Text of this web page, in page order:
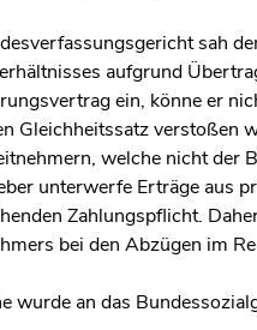
sah
aufgrund
ein, könne er
Gleichheitssatz verstoßen
welche nicht der
unterwerfe Erträge aus
Zahlungspflicht.
bei den Abzügen im
wurde an das